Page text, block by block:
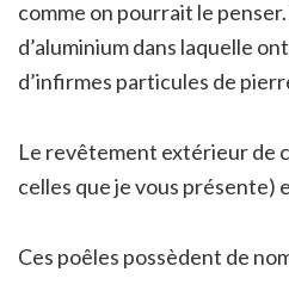
comme on pourrait le
d’aluminium dans laquelle
d’infirmes particules de
Le revêtement extérieur de
celles que je vous présente)
Ces poêles possèdent de